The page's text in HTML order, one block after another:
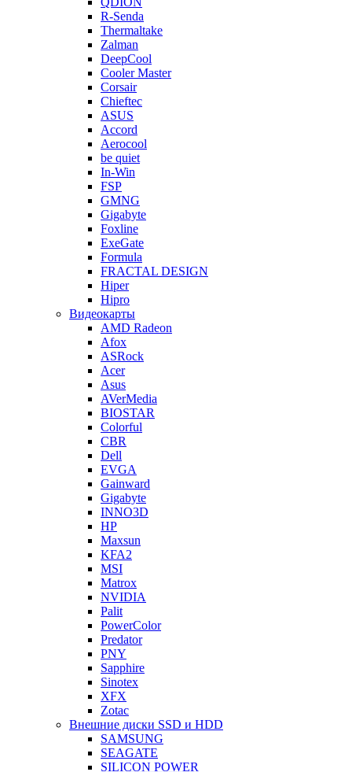
R-Senda
Thermaltake
Zalman
DeepCool
Cooler Master
Corsair
Chieftec
ASUS
Accord
Aerocool
be quiet
In-Win
FSP
GMNG
Gigabyte
Foxline
ExeGate
Formula
FRACTAL DESIGN
Hiper
Hipro
Видеокарты
AMD Radeon
Afox
ASRock
Acer
Asus
AVerMedia
BIOSTAR
Colorful
CBR
Dell
EVGA
Gainward
Gigabyte
INNO3D
HP
Maxsun
KFA2
MSI
Matrox
NVIDIA
Palit
PowerColor
Predator
PNY
Sapphire
Sinotex
XFX
Zotac
Внешние диски SSD и HDD
SAMSUNG
SEAGATE
SILICON POWER